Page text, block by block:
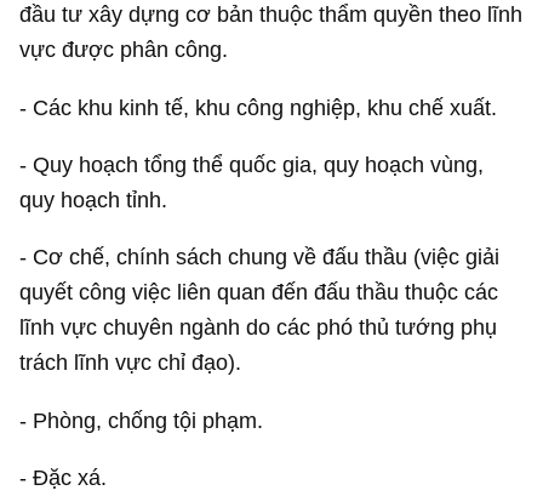
đầu tư xây dựng cơ bản thuộc thẩm quyền theo lĩnh
vực được phân công.
- Các khu kinh tế, khu công nghiệp, khu chế xuất.
- Quy hoạch tổng thể quốc gia, quy hoạch vùng,
quy hoạch tỉnh.
- Cơ chế, chính sách chung về đấu thầu (việc giải
quyết công việc liên quan đến đấu thầu thuộc các
lĩnh vực chuyên ngành do các phó thủ tướng phụ
trách lĩnh vực chỉ đạo).
- Phòng, chống tội phạm.
- Đặc xá.